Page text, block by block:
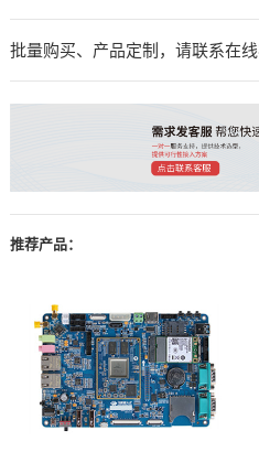
批量购买、产品定制，请联系在
推荐产品：